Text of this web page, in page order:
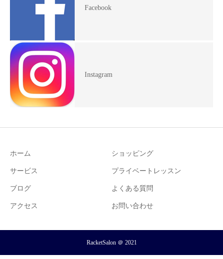
Facebook
Instagram
ホーム ショッピング
サービス プライベートレッスン
ブログ よくある質問
アクセス お問い合わせ
RacketSalon ＠ 2021